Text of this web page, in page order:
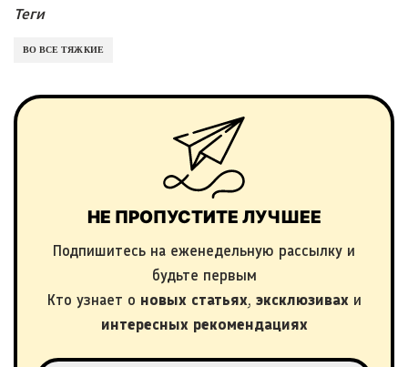
Теги
ВО ВСЕ ТЯЖКИЕ
НЕ ПРОПУСТИТЕ ЛУЧШЕЕ
Подпишитесь на еженедельную рассылку и
будьте первым
Кто узнает о новых статьях, эксклюзивах и
интересных рекомендациях